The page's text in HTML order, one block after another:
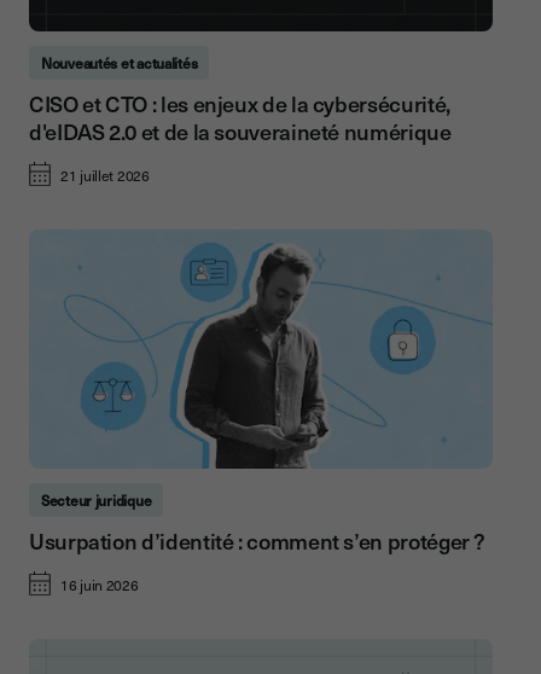
Nouveautés et actualités
CISO et CTO : les enjeux de la cybersécurité,
d'eIDAS 2.0 et de la souveraineté numérique
21 juillet 2026
Secteur juridique
Usurpation d’identité : comment s’en protéger ?
16 juin 2026